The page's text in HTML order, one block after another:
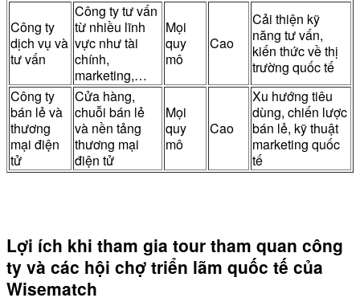
Công ty
dịch vụ và
tư vấn
Công ty tư vấn
từ nhiều lĩnh
vực như tài
chính,
marketing,…
Mọi
quy
mô
Cao
Cải thiện kỹ
năng tư vấn,
kiến thức về thị
trường quốc tế
Công ty
bán lẻ và
thương
mại điện
tử
Cửa hàng,
chuỗi bán lẻ
và nền tảng
thương mại
điện tử
Mọi
quy
mô
Cao
Xu hướng tiêu
dùng, chiến lược
bán lẻ, kỹ thuật
marketing quốc
tế
Lợi ích khi tham gia tour tham quan công
ty và các hội chợ triển lãm quốc tế của
Wisematch